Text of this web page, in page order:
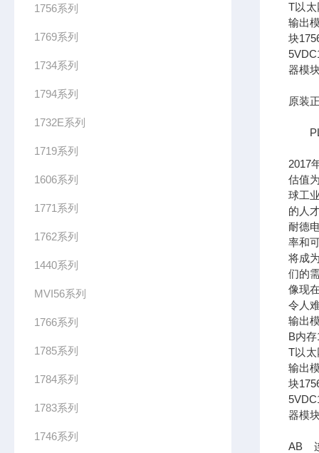
1756系列
1769系列
1734系列
1794系列
1732E系列
1719系列
1606系列
1771系列
1762系列
1440系列
MVI56系列
1766系列
1785系列
1784系列
1783系列
1746系列
T以太
输出
块
器模
原装
PLC
2017
估值
球工
的人
耐德
率和
将成
们的
像现
令人
输出
B内
T以太
输出
块
器模
AB